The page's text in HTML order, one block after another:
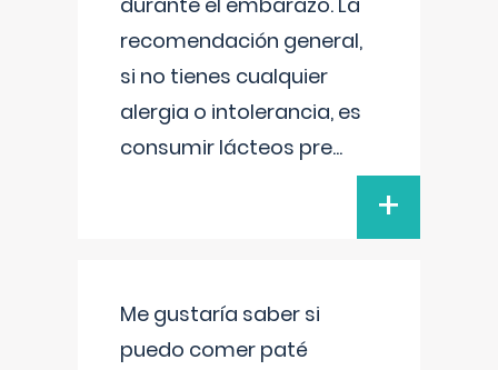
recomendación general,
si no tienes cualquier
alergia o intolerancia, es
consumir lácteos pre...
+
Me gustaría saber si
puedo comer paté